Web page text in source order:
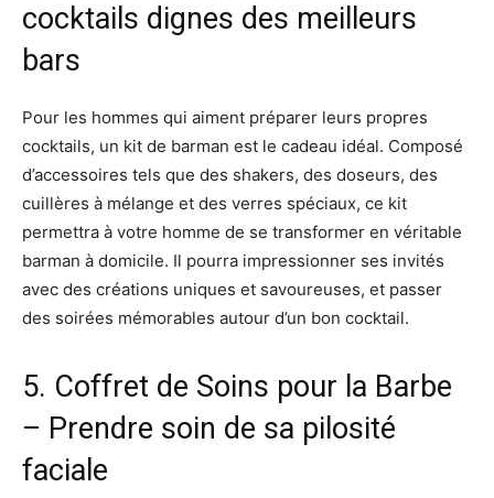
cocktails dignes des meilleurs
bars
Pour les hommes qui aiment préparer leurs propres
cocktails, un kit de barman est le cadeau idéal. Composé
d’accessoires tels que des shakers, des doseurs, des
cuillères à mélange et des verres spéciaux, ce kit
permettra à votre homme de se transformer en véritable
barman à domicile. Il pourra impressionner ses invités
avec des créations uniques et savoureuses, et passer
des soirées mémorables autour d’un bon cocktail.
5. Coffret de Soins pour la Barbe
– Prendre soin de sa pilosité
faciale